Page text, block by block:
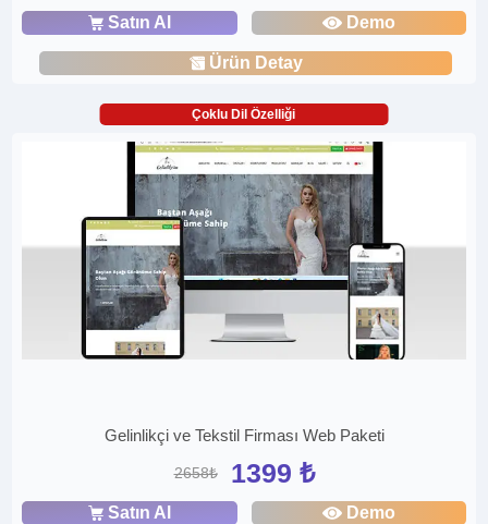
Satın Al Demo
Ürün Detay
Çoklu Dil Özelliği
Gelinlikçi ve Tekstil Firması Web Paketi
2658₺ 1399 ₺
Satın Al Demo